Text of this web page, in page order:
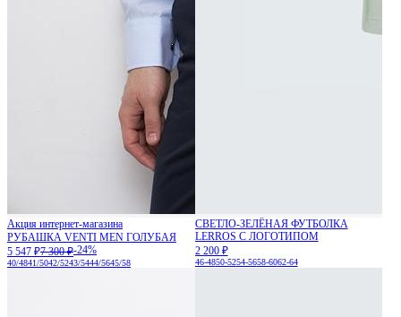
Акция интернет-магазина
РУБАШКА VENTI MEN ГОЛУБАЯ
5 547 ₽7 300 ₽-24%
40/4841/5042/5243/5444/5645/58
СВЕТЛО-ЗЕЛЁНАЯ ФУТБОЛКА
LERROS С ЛОГОТИПОМ
2 200 ₽
46-4850-5254-5658-6062-64